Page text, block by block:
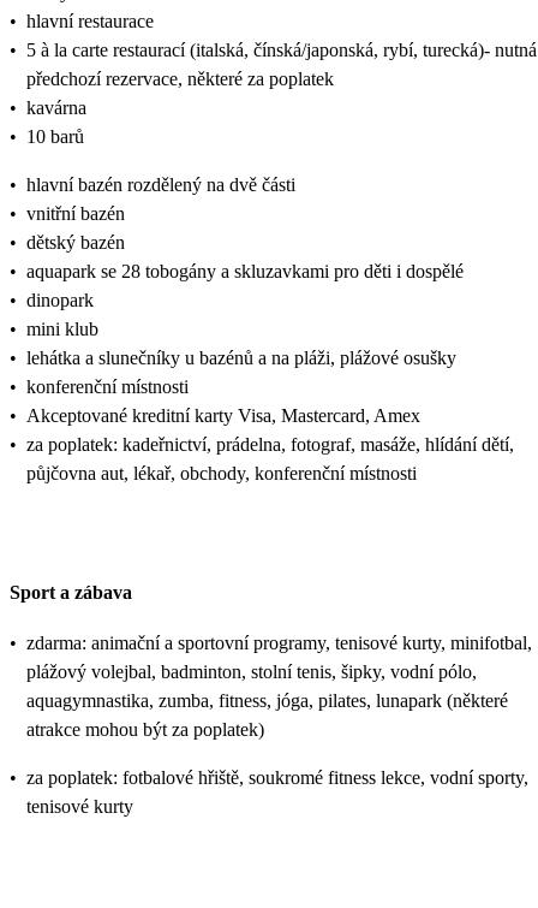
• hlavní restaurace
• 5 à la carte restaurací (italská, čínská/japonská, rybí, turecká)- nutná
předchozí rezervace, některé za poplatek
• kavárna
• 10 barů
• hlavní bazén rozdělený na dvě části
• vnitřní bazén
• dětský bazén
• aquapark se 28 tobogány a skluzavkami pro děti i dospělé
• dinopark
• mini klub
• lehátka a slunečníky u bazénů a na pláži, plážové osušky
• konferenční místnosti
• Akceptované kreditní karty Visa, Mastercard, Amex
• za poplatek: kadeřnictví, prádelna, fotograf, masáže, hlídání dětí,
půjčovna aut, lékař, obchody, konferenční místnosti
Sport a zábava
• zdarma: animační a sportovní programy, tenisové kurty, minifotbal,
plážový volejbal, badminton, stolní tenis, šipky, vodní pólo,
aquagymnastika, zumba, fitness, jóga, pilates, lunapark (některé
atrakce mohou být za poplatek)
• za poplatek: fotbalové hřiště, soukromé fitness lekce, vodní sporty,
tenisové kurty